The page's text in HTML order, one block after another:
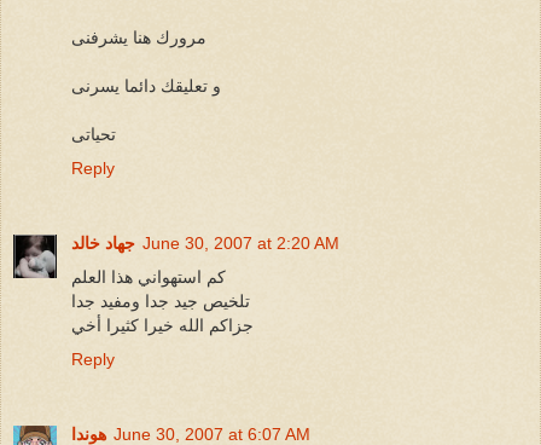
مرورك هنا يشرفنى
و تعليقك دائما يسرنى
تحياتى
Reply
جهاد خالد June 30, 2007 at 2:20 AM
كم استهواني هذا العلم
تلخيص جيد جدا ومفيد جدا
جزاكم الله خيرا كثيرا أخي
Reply
هوندا June 30, 2007 at 6:07 AM